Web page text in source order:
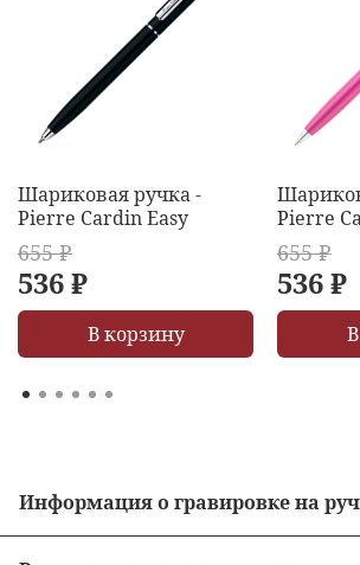
Шариковая ручка -
Pierre Cardin Easy
655 ₽
536 ₽
В корзину
Pierre
655 ₽
536 ₽
Информация о гравировке на